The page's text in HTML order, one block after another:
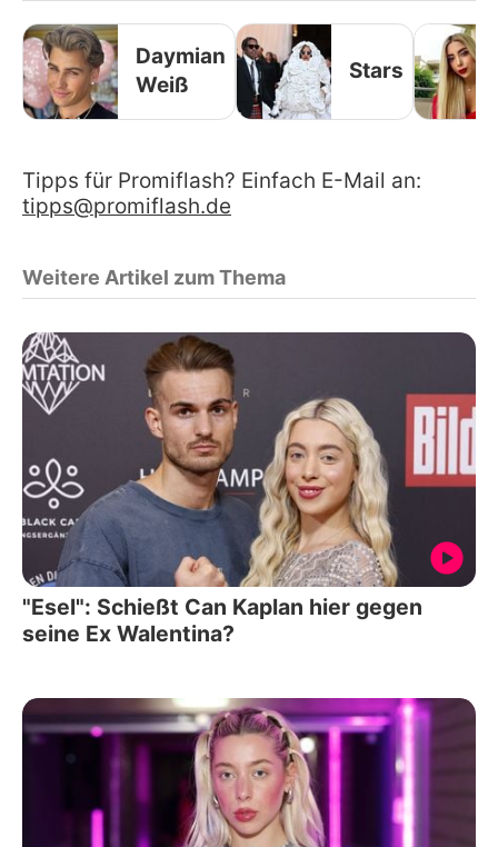
Daymian
Weiß
Stars
Tipps für Promiflash? Einfach E-Mail an:
tipps@promiflash.de
Weitere Artikel zum Thema
"Esel": Schießt Can Kaplan hier gegen
seine Ex Walentina?